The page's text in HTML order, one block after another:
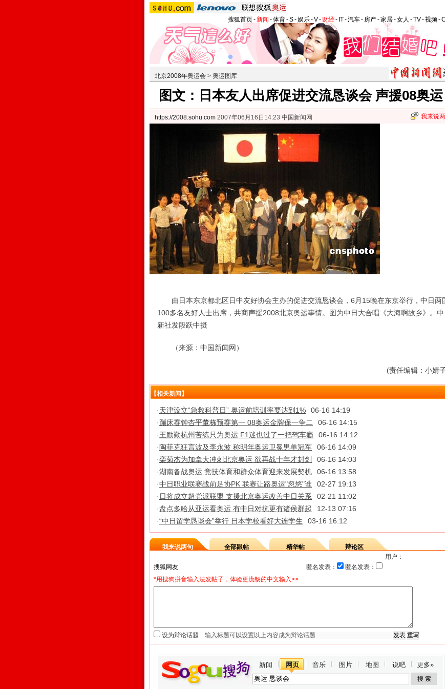
搜狐首页-新闻 -体育-S-娱乐-V- 财经- IT-汽车- 房产-家居-女人 -TV-视频-
北京2008年奥运会 > 奥运图库
图文：日本友人出席促进交流恳谈会 声援08奥运
https://2008.sohu.com 2007年06月16日14:23 中国新闻网 我来说
由日本东京都北区日中友好协会主办的促进交流恳谈会，6月15晚在东京举行，中日两
100多名友好人士出席，共商声援2008北京奥运事情。图为中日大合唱《大海啊故乡》。中
新社发段跃中摄
（来源：中国新闻网）
(责任编辑：小婧
【相关新闻】
·天津设立“急救科普日” 奥运前培训率要达到1%
06-16 14:19
·蹦床赛钟杏平董栋预赛第一 08奥运金牌保一争二
06-16 14:15
·王励勤杭州苦练只为奥运 F1迷也过了一把驾车瘾
06-16 14:12
· 陶菲克狂言波及李永波 称明年奥运卫冕男单冠军
06-16 14:09
·栾菊杰为加拿大冲刺北京奥运 欲再战十年才封剑
06-16 14:03
·湖南备战奥运 竞技体育和群众体育迎来发展契机
06-16 13:58
·中日职业联赛战前足协PK 联赛让路奥运"忽悠"谁
02-27 19:13
· 日将成立超党派联盟 支援北京奥运改善中日关系
02-21 11:02
·盘点多哈从亚运看奥运 有中日对抗更有诸侯群起
12-13 07:16
·“中日留学恳谈会”举行 日本学校看好大连学生 03-16 16:12
我来说两句 全部跟帖 精华帖
辩论区
用户：
匿名发表：
匿名发表：
*用搜狗拼音输入法发帖子，体验更流畅的中文输入>>
设为辩论话题
新闻 网页 音乐 图片 地图 说吧 更多»